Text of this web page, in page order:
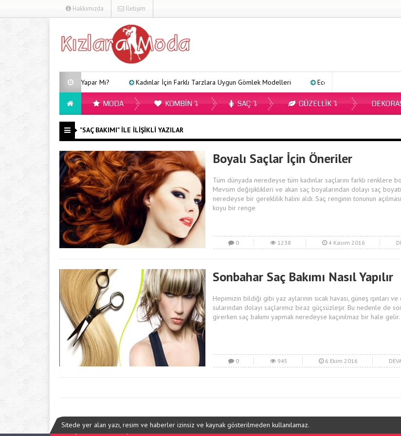
Hakkımızda İletişim
Arveles Uyku Yapar Mı? Kadınlar İçin Farklı Tarzlara Uygun Gömlek Modelleri Ecopirin Reçetesiz Alınır Mı 2026?
MODA KOMBIN SAÇ GÜZELLIK
"SAÇ BAKIMI" ILE İLIŞIKLI YAZILAR
Boyalı Saçlar İçin Öneriler
Tüm dünyada neredeyse tüm kadınlar saçlarını farklı renklere
Mevsim değişiklikleri ve akan saç boyalarından dolayı saç
neredeyse bir gereklilik halini aldı. Saç renginin tonunun
koyu bir renge
0 1238 4 Kasım 2016
Sonbahar Saç Bakımı Nasıl Yapılır
Hepimizin bildiği gibi yaz aylarının sıcak havası, güneş ışınları
sularından dolayı saçlarımız biraz güçsüzleşir. Bu nedenle de
girerken saç bakımı yapmak neredeyse kaçınılmaz bir hale
0 945 6 Ekim 2016
Sitede yer alan yazı, resim ve haberler izinsiz ve kaynak gösterilmeden kullanılamaz.